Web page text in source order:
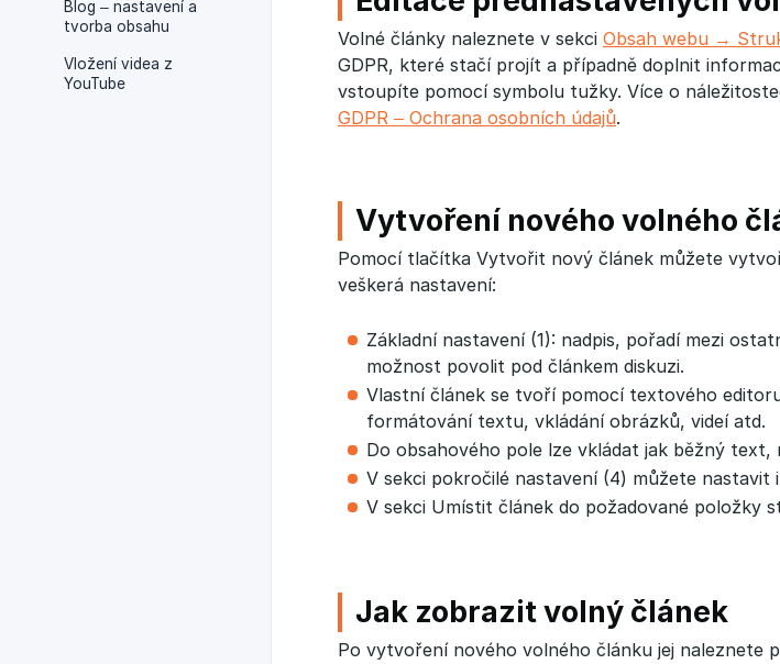
Blog – nastavení a
tvorba obsahu
Vložení videa z
YouTube
Volné články naleznete v sekci Obsah webu →
GDPR, které stačí projít a případně doplnit
vstoupíte pomocí symbolu tužky. Více o
GDPR – Ochrana osobních údajů.
Vytvoření nového volného
Pomocí tlačítka Vytvořit nový článek můžete
veškerá nastavení:
Základní nastavení (1): nadpis, pořadí mezi
možnost povolit pod článkem diskuzi.
Vlastní článek se tvoří pomocí textového
formátování textu, vkládání obrázků, videí atd.
Do obsahového pole lze vkládat jak běžný
V sekci pokročilé nastavení (4) můžete
V sekci Umístit článek do požadované položky
Jak zobrazit volný článek
Po vytvoření nového volného článku jej naleznete